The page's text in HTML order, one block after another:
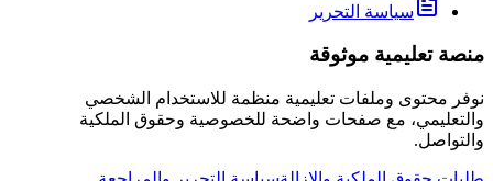
سياسة التحرير
منصة تعليمية موثوقة
نوفر محتوى وملفات تعليمية منظمة للاستخدام الشخصي
والتعليمي، مع صفحات واضحة للخصوصية وحقوق الملكية
والتواصل.